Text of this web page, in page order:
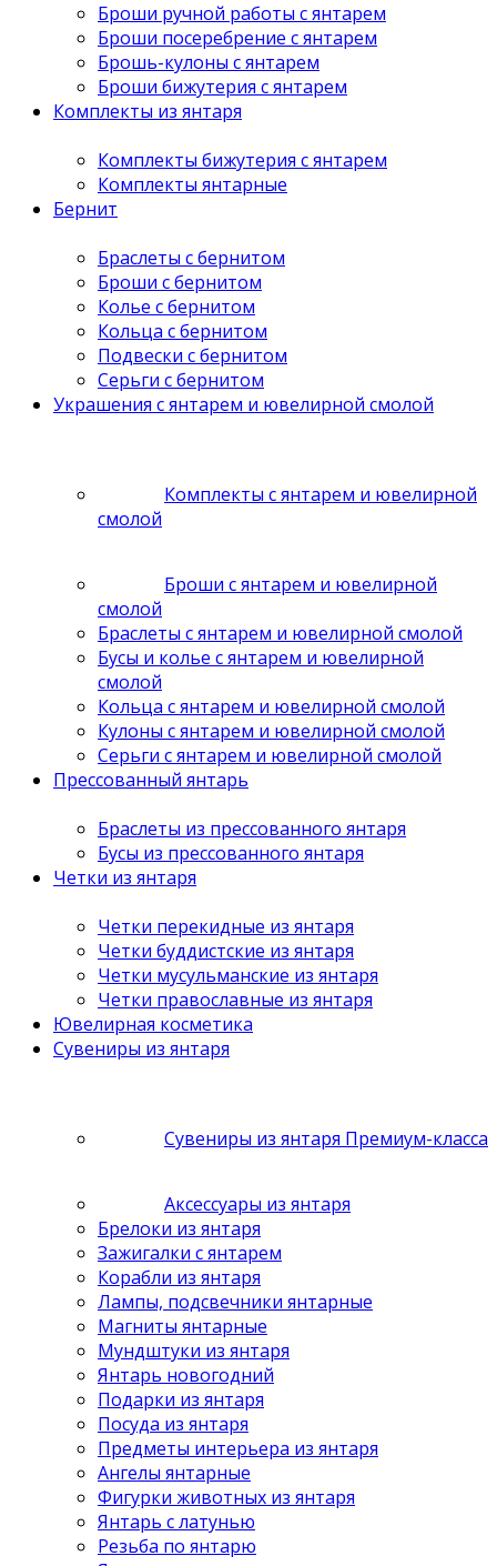
Броши ручной работы с янтарем
Броши посеребрение с янтарем
Брошь-кулоны с янтарем
Броши бижутерия с янтарем
Комплекты из янтаря
Комплекты бижутерия с янтарем
Комплекты янтарные
Бернит
Браслеты с бернитом
Броши с бернитом
Колье с бернитом
Кольца с бернитом
Подвески с бернитом
Серьги с бернитом
Украшения с янтарем и ювелирной смолой
Комплекты с янтарем и ювелирной
смолой
Броши с янтарем и ювелирной
смолой
Браслеты с янтарем и ювелирной смолой
Бусы и колье с янтарем и ювелирной
смолой
Кольца с янтарем и ювелирной смолой
Кулоны с янтарем и ювелирной смолой
Серьги с янтарем и ювелирной смолой
Прессованный янтарь
Браслеты из прессованного янтаря
Бусы из прессованного янтаря
Четки из янтаря
Четки перекидные из янтаря
Четки буддистские из янтаря
Четки мусульманские из янтаря
Четки православные из янтаря
Ювелирная косметика
Сувениры из янтаря
Сувениры из янтаря Премиум-класса
Аксессуары из янтаря
Брелоки из янтаря
Зажигалки с янтарем
Корабли из янтаря
Лампы, подсвечники янтарные
Магниты янтарные
Мундштуки из янтаря
Янтарь новогодний
Подарки из янтаря
Посуда из янтаря
Предметы интерьера из янтаря
Ангелы янтарные
Фигурки животных из янтаря
Янтарь с латунью
Резьба по янтарю